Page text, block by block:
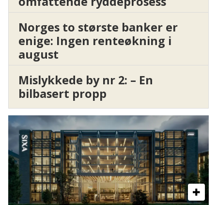
Norges to største banker er
enige: Ingen renteøkning i
august
Mislykkede by nr 2: – En
bilbasert propp